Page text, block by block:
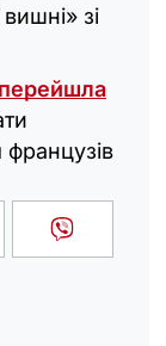
зі
перейшла